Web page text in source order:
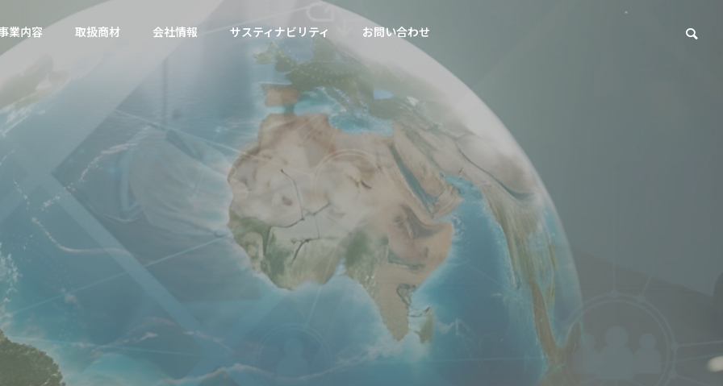
業内容 取扱商材 会社情報 サスティナビリティ お問い合わせ
Energy
Recycling
資源リサイクル
Overview
企業概要
Compliance
コンプライアンス
持 続可 くりに
貢献 する 国